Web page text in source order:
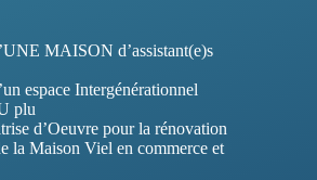
MAISON d’assistant(e)s
espace Intergénérationnel
plu
d’Oeuvre pour la rénovation
la Maison Viel en commerce et